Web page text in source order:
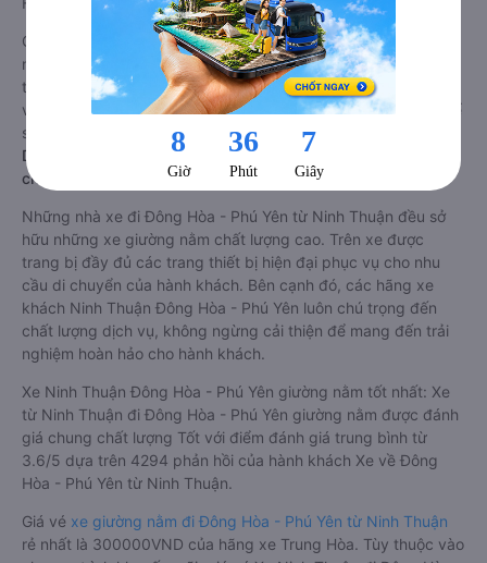
Giá vé xe limousine đi Đông Hòa - Phú Yên từ Ninh Thuận
nhất là 355000VND của hãng xe Trọng Thủy Travel. Tùy
thuộc vào vị trí ngồi của bạn và chương trình khuyến mãi, giá
vé Xe Ninh Thuận đi Đông Hòa - Phú Yên limousine này có thể
sẽ rẻ hơn
Dòng xe đi Đông Hòa - Phú Yên từ Ninh Thuận giường nằm
chất lượng cao: Thoải mái, giá cả tốt nhất
Những nhà xe đi Đông Hòa - Phú Yên từ Ninh Thuận đều sở
hữu những xe giường nằm chất lượng cao. Trên xe được
trang bị đầy đủ các trang thiết bị hiện đại phục vụ cho nhu
cầu di chuyển của hành khách. Bên cạnh đó, các hãng xe
khách Ninh Thuận Đông Hòa - Phú Yên luôn chú trọng đến
chất lượng dịch vụ, không ngừng cải thiện để mang đến trải
nghiệm hoàn hảo cho hành khách.
Xe Ninh Thuận Đông Hòa - Phú Yên giường nằm tốt nhất: Xe
từ Ninh Thuận đi Đông Hòa - Phú Yên giường nằm được đánh
giá chung chất lượng Tốt với điểm đánh giá trung bình từ
3.6/5 dựa trên 4294 phản hồi của hành khách Xe về Đông
Hòa - Phú Yên từ Ninh Thuận.
Giá vé xe giường nằm đi Đông Hòa - Phú Yên từ Ninh Thuận
rẻ nhất là 300000VND của hãng xe Trung Hòa. Tùy thuộc vào